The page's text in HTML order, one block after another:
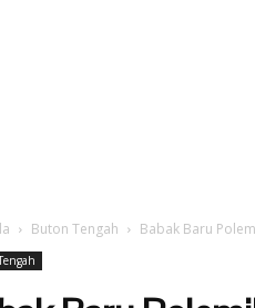
Buton Tengah Babak Baru